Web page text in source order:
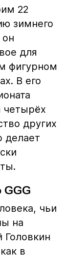
22
зимнего
он
для
фигурном
В его
четырёх
других
делает
чьи
на
Головкин
в